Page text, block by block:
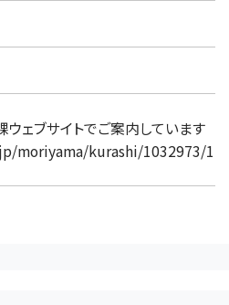
ェブサイトでご案内しています
moriyama/kurashi/1032973/1